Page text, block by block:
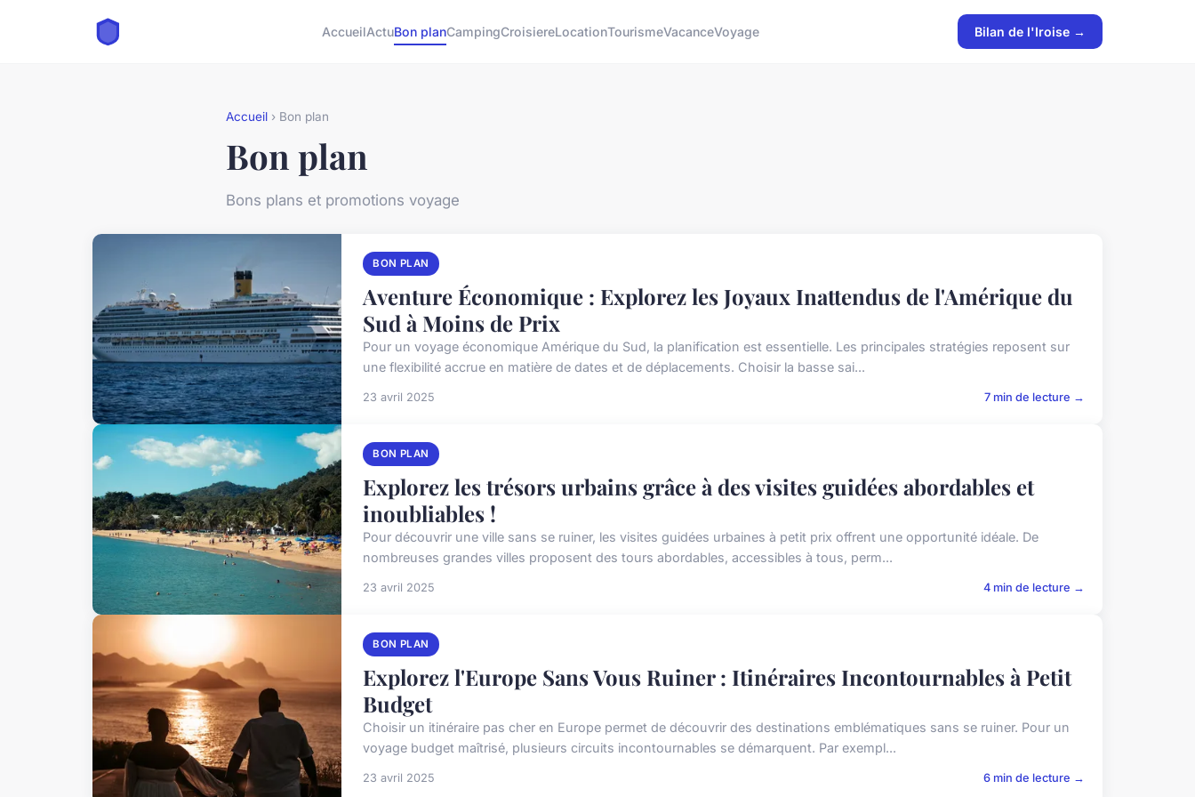
AccueilActuBon planCampingCroisiereLocationTourismeVacanceVoyage Bilan de l'Iroise →
Accueil › Bon plan
Bon plan
Bons plans et promotions voyage
BON PLAN
Aventure Économique : Explorez les Joyaux Inattendus de l'Amérique du
Sud à Moins de Prix
Pour un voyage économique Amérique du Sud, la planification est essentielle. Les principales stratégies reposent sur
une flexibilité accrue en matière de dates et de déplacements. Choisir la basse sai...
23 avril 2025 7 min de lecture →
BON PLAN
Explorez les trésors urbains grâce à des visites guidées abordables et
inoubliables !
Pour découvrir une ville sans se ruiner, les visites guidées urbaines à petit prix offrent une opportunité idéale. De
nombreuses grandes villes proposent des tours abordables, accessibles à tous, perm...
23 avril 2025 4 min de lecture →
BON PLAN
Explorez l'Europe Sans Vous Ruiner : Itinéraires Incontournables à Petit
Budget
Choisir un itinéraire pas cher en Europe permet de découvrir des destinations emblématiques sans se ruiner. Pour un
voyage budget maîtrisé, plusieurs circuits incontournables se démarquent. Par exempl...
23 avril 2025 6 min de lecture →